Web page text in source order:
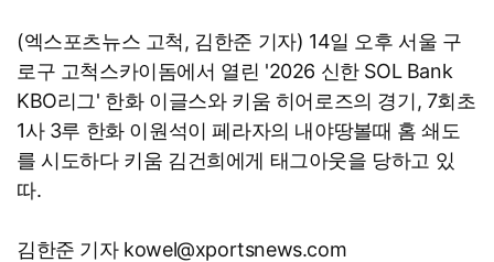
(엑스포츠뉴스 고척, 김한준 기자) 14일 오후 서울 구
로구 고척스카이돔에서 열린 '2026 신한 SOL Bank
KBO리그' 한화 이글스와 키움 히어로즈의 경기, 7회초
1사 3루 한화 이원석이 페라자의 내야땅볼때 홈 쇄도
를 시도하다 키움 김건희에게 태그아웃을 당하고 있
따.
김한준 기자 kowel@xportsnews.com